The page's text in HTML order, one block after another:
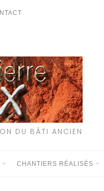
DU BÂTI ANCIEN
CHANTIERS RÉALISÉS